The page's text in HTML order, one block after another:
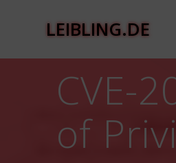
LEIBLING.DE
CVE-
of